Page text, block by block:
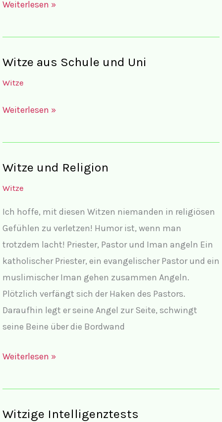
Witze
Frauen,
und
Kindern
Weiterlesen »
Witze aus Schule und Uni
Witze
Witze
Schule
Uni
Weiterlesen »
Witze und Religion
Witze
Ich hoffe, mit diesen Witzen niemanden in religiösen
Gefühlen zu verletzen! Humor ist, wenn man
trotzdem lacht! Priester, Pastor und Iman angeln Ein
katholischer Priester, ein evangelischer Pastor und ein
muslimischer Iman gehen zusammen Angeln.
Plötzlich verfängt sich der Haken des Pastors.
Daraufhin legt er seine Angel zur Seite, schwingt
seine Beine über die Bordwand
Witze
Religion
Weiterlesen »
Witzige Intelligenztests